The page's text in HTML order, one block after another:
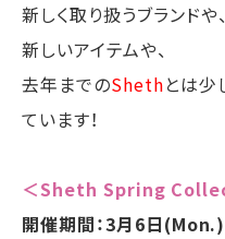
新しく取り扱うブランド
新しいアイテムや、
去年までのShethとは少
ています！
＜Sheth Spring
開催期間：3月6日